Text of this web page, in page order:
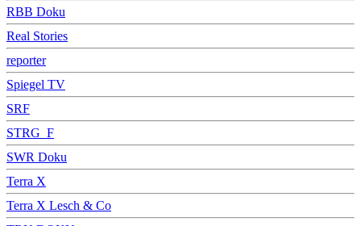
RBB Doku
Real Stories
reporter
Spiegel TV
SRF
STRG_F
SWR Doku
Terra X
Terra X Lesch & Co